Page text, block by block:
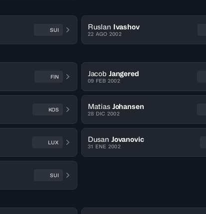
SUI Ruslan Ivashov
22 AGO 2002
FIN Jacob Jangered
09 FEB 2002
KOS Matias Johansen
28 DIC 2002
LUX Dusan Jovanovic
31 ENE 2002
SUI